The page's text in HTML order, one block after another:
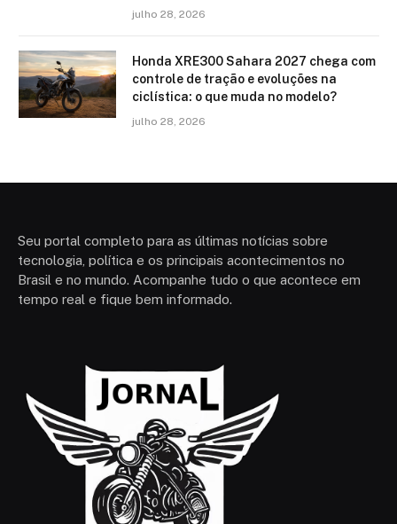
julho 28, 2026
Honda XRE300 Sahara 2027 chega com
controle de tração e evoluções na
ciclística: o que muda no modelo?
julho 28, 2026
Seu portal completo para as últimas notícias sobre
tecnologia, política e os principais acontecimentos no
Brasil e no mundo. Acompanhe tudo o que acontece em
tempo real e fique bem informado.